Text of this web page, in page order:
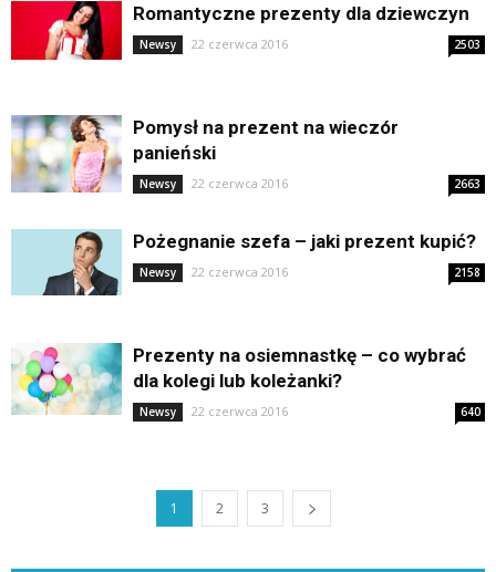
Romantyczne prezenty dla dziewczyn
Newsy 22 czerwca 2016 2503
Pomysł na prezent na wieczór
panieński
Newsy 22 czerwca 2016 2663
Pożegnanie szefa – jaki prezent kupić?
Newsy 22 czerwca 2016 2158
Prezenty na osiemnastkę – co wybrać
dla kolegi lub koleżanki?
Newsy 22 czerwca 2016 640
1 2 3